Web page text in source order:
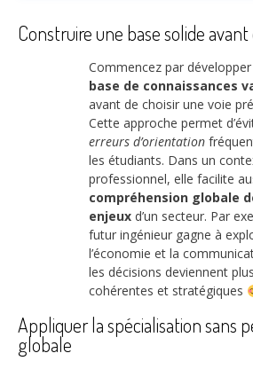
Construire une base solide
Commencez par développer
base de connaissances
avant de choisir une voie
Cette approche permet
erreurs d’orientation
les étudiants. Dans un
professionnel, elle facilite
compréhension globale
enjeux d’un secteur. Par
futur ingénieur gagne à
l’économie et la
les décisions deviennent plus
cohérentes et stratégiques
Appliquer la spécialisation sans
globale